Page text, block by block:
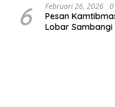
6 Februari 26, 2026
Pesan
Lobar Sambangi